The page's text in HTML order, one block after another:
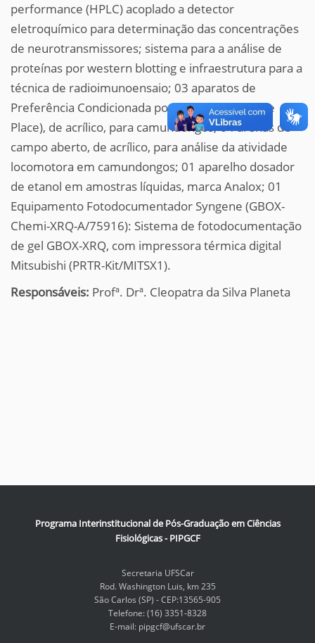
performance (HPLC) acoplado a detector
eletroquímico para determinação das concentrações
de neurotransmissores; sistema para a análise de
proteínas por western blotting e infraestrutura para a
técnica de radioimunoensaio; 03 aparatos de
Preferência Condicionada por Lugar (Preference
Place), de acrílico, para camundongos; 04 arenas de
campo aberto, de acrílico, para análise da atividade
locomotora em camundongos; 01 aparelho dosador
de etanol em amostras líquidas, marca Analox; 01
Equipamento Fotodocumentador Syngene (GBOX-
Chemi-XRQ-A/75916): Sistema de fotodocumentação
de gel GBOX-XRQ, com impressora térmica digital
Mitsubishi (PRTR-Kit/MITSX1).
Responsáveis: Profª. Drª. Cleopatra da Silva Planeta
Programa Interinstitucional de Pós-Graduação em Ciências
Fisiológicas - PIPGCF
Secretaria UFSCar
Rod. Washington Luis, km 235
São Carlos (SP) - CEP:13565-905
Telefone: (16) 3351-8328
E-mail: pipgcf@ufscar.br